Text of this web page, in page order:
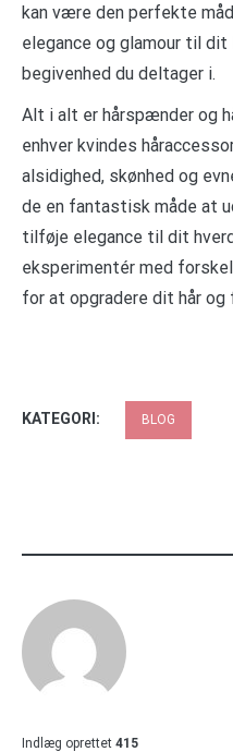
kan være den perfekte
elegance og glamour til dit
begivenhed du deltager i.
Alt i alt er hårspænder og
enhver kvindes
alsidighed, skønhed og
de en fantastisk måde at
tilføje elegance til dit
eksperimentér med
for at opgradere dit hår
KATEGORI: BLOG
Indlæg oprettet 415